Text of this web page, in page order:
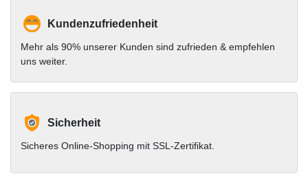
Kundenzufriedenheit
Mehr als 90% unserer Kunden sind zufrieden & empfehlen
uns weiter.
Sicherheit
Sicheres Online-Shopping mit SSL-Zertifikat.